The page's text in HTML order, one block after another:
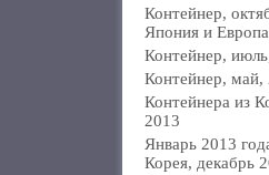
Контейнер,
Япония и
Контейнер,
Контейнер, май,
Контейнера из
2013
Январь 2013
Корея, декабрь